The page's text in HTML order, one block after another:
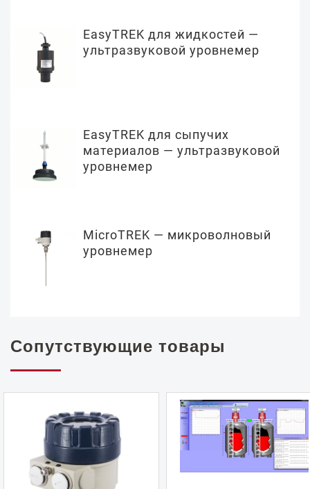
EasyTREK для жидкостей —
ультразвуковой уровнемер
EasyTREK для сыпучих
материалов — ультразвуковой
уровнемер
MicroTREK — микроволновый
уровнемер
Сопутствующие товары